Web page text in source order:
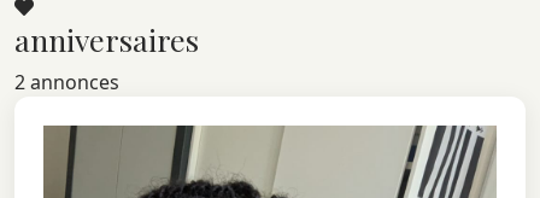
anniversaires
2 annonces